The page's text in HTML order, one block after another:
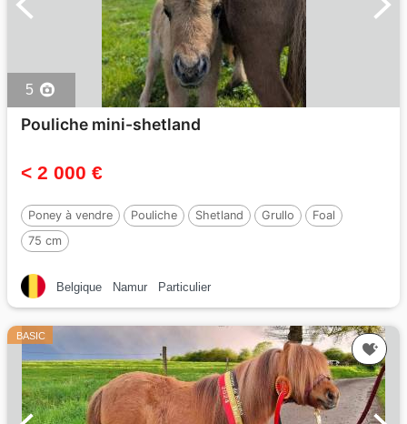
5
Pouliche mini-shetland
< 2 000 €
Poney à vendre Pouliche Shetland Grullo
Foal
75 cm
Belgique Namur Particulier
BASIC